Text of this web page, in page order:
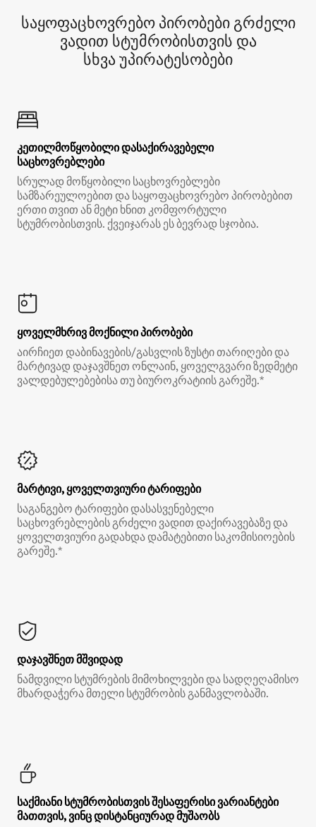
საყოფაცხოვრებო პირობები გრძელი
ვადით სტუმრობისთვის და
სხვა უპირატესობები
კეთილმოწყობილი დასაქირავებელი
საცხოვრებლები
სრულად მოწყობილი საცხოვრებლები
სამზარეულოებით და საყოფაცხოვრებო პირობებით
ერთი თვით ან მეტი ხნით კომფორტული
სტუმრობისთვის. ქვეიჯარას ეს ბევრად სჯობია.
ყოველმხრივ მოქნილი პირობები
აირჩიეთ დაბინავების/გასვლის ზუსტი თარიღები და
მარტივად დაჯავშნეთ ონლაინ, ყოველგვარი ზედმეტი
ვალდებულებებისა თუ ბიუროკრატიის გარეშე.*
მარტივი, ყოველთვიური ტარიფები
საგანგებო ტარიფები დასასვენებელი
საცხოვრებლების გრძელი ვადით დაქირავებაზე და
ყოველთვიური გადახდა დამატებითი საკომისიოების
გარეშე.*
დაჯავშნეთ მშვიდად
ნამდვილი სტუმრების მიმოხილვები და სადღეღამისო
მხარდაჭერა მთელი სტუმრობის განმავლობაში.
საქმიანი სტუმრობისთვის შესაფერისი ვარიანტები
მათთვის, ვინც დისტანციურად მუშაობს